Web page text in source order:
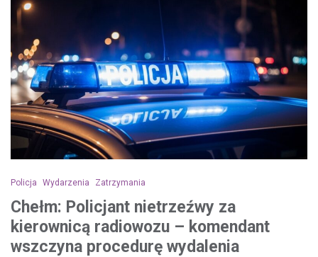
Policja Wydarzenia Zatrzymania
Chełm: Policjant nietrzeźwy za
kierownicą radiowozu – komendant
wszczyna procedurę wydalenia